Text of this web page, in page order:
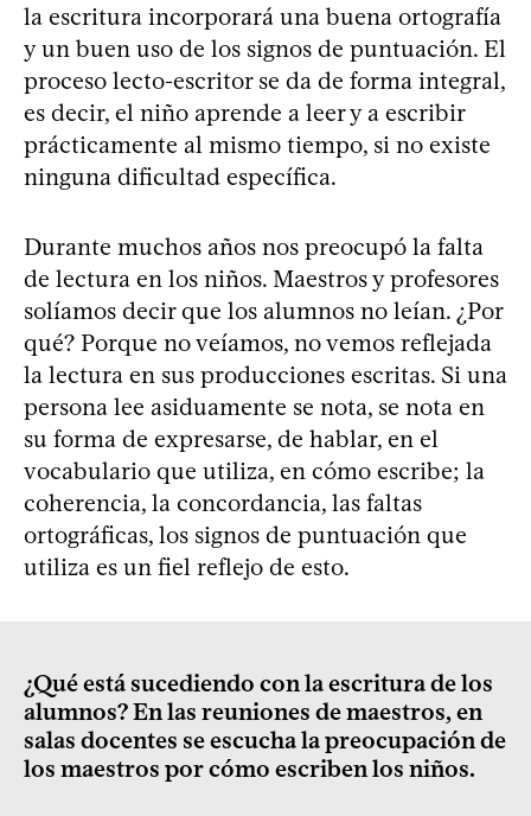
la escritura incorporará una buena ortografía
y un buen uso de los signos de puntuación. El
proceso lecto-escritor se da de forma integral,
es decir, el niño aprende a leer y a escribir
prácticamente al mismo tiempo, si no existe
ninguna dificultad específica.
Durante muchos años nos preocupó la falta
de lectura en los niños. Maestros y profesores
solíamos decir que los alumnos no leían. ¿Por
qué? Porque no veíamos, no vemos reflejada
la lectura en sus producciones escritas. Si una
persona lee asiduamente se nota, se nota en
su forma de expresarse, de hablar, en el
vocabulario que utiliza, en cómo escribe; la
coherencia, la concordancia, las faltas
ortográficas, los signos de puntuación que
utiliza es un fiel reflejo de esto.
¿Qué está sucediendo con la escritura de los
alumnos? En las reuniones de maestros, en
salas docentes se escucha la preocupación de
los maestros por cómo escriben los niños.